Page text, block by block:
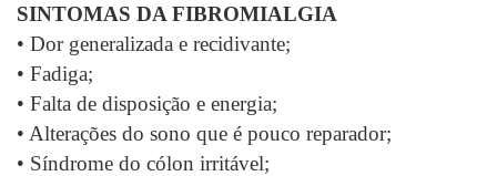
SINTOMAS DA FIBROMIALGIA
• Dor generalizada e recidivante;
• Fadiga;
• Falta de disposição e energia;
• Alterações do sono que é pouco reparador;
• Síndrome do cólon irritável;